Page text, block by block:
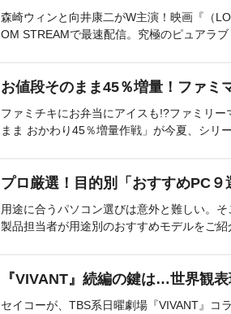
森崎ウィンと向井康二がW主演！映画『（
OM STREAMで最速配信。究極のピュアラブ
お値段そのまま45％増量！ファミ
ファミチキにお弁当にアイスも!?ファミリ
まま おかわり45％増量作戦」が今夏、シリ
プロ厳選！目的別「おすすめPC９
用途に合うパソコン選びは意外と難しい。
製品担当者が用途別のおすすめモデルをご紹
『VIVANT』続編の鍵は…世界観
セイコーが、TBS系日曜劇場『VIVANT』コ